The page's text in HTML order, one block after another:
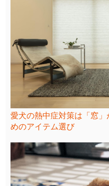
愛犬の熱中症対策は「窓
めのアイテム選び